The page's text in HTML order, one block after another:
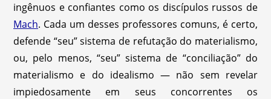
ingênuos e confiantes como os discípulos russos de
Mach. Cada um desses professores comuns, é certo,
defende “seu” sistema de refutação do materialismo,
ou, pelo menos, “seu” sistema de “conciliação” do
materialismo e do idealismo — não sem revelar
impiedosamente em seus concorrentes os